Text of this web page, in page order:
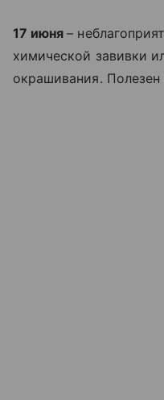
17 июня–
химической завивки
окрашивания.